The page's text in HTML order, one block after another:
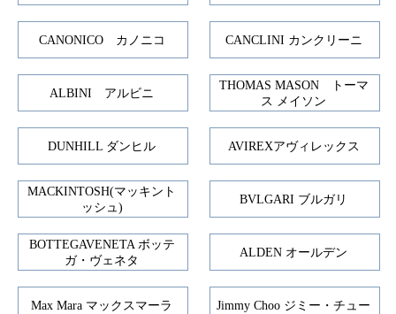
CANONICO カノニコ CANCLINI カンクリーニ
ALBINI アルビニ
THOMAS MASON トーマ
ス メイソン
DUNHILL ダンヒル AVIREXアヴィレックス
MACKINTOSH(マッキント
ッシュ)
BVLGARI ブルガリ
BOTTEGAVENETA ボッテ
ガ・ヴェネタ
ALDEN オールデン
Max Mara マックスマーラ Jimmy Choo ジミー・チュー